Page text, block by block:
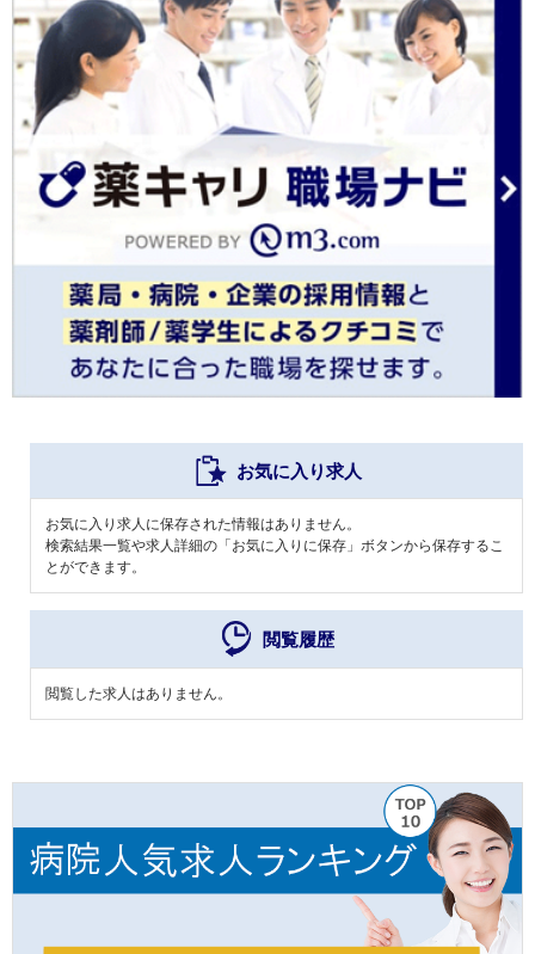
お気に入り求人
お気に入り求人に保存された情報はありません。
検索結果一覧や求人詳細の「お気に入りに保存」ボタンから保存するこ
とができます。
閲覧履歴
閲覧した求人はありません。